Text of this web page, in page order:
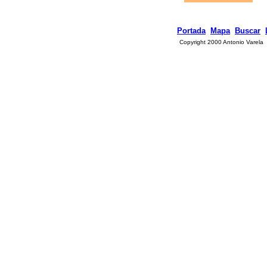
Portada Mapa Buscar
Copyright 2000 Antonio Varela